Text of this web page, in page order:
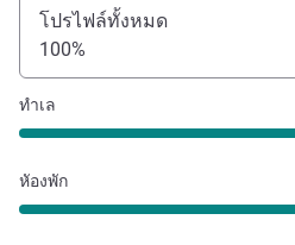
โปรไฟล์ทั้งหมด
100%
ทำเล
หัองพัก